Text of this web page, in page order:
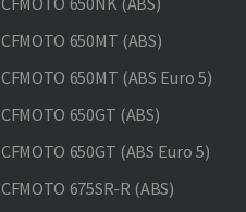
CFMOTO 650MT (ABS)
CFMOTO 650MT (ABS Euro 5)
CFMOTO 650GT (ABS)
CFMOTO 650GT (ABS Euro 5)
CFMOTO 675SR-R (ABS)